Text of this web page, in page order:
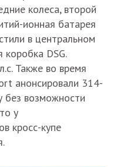
колеса, второй
ионная батарея
в центральном
DSG.
Также во время
анонсировали 314-
без возможности
у
кросс-купе